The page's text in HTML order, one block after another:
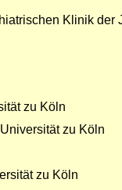
Klinik der
zu Köln
zu Köln
zu Köln